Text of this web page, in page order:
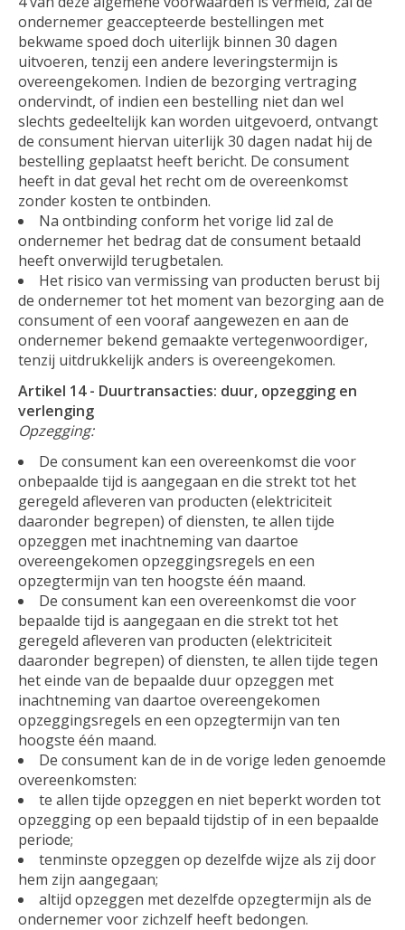
ondernemer geaccepteerde bestellingen met
bekwame spoed doch uiterlijk binnen 30 dagen
uitvoeren, tenzij een andere leveringstermijn is
overeengekomen. Indien de bezorging vertraging
ondervindt, of indien een bestelling niet dan wel
slechts gedeeltelijk kan worden uitgevoerd, ontvangt
de consument hiervan uiterlijk 30 dagen nadat hij de
bestelling geplaatst heeft bericht. De consument
heeft in dat geval het recht om de overeenkomst
zonder kosten te ontbinden.
Na ontbinding conform het vorige lid zal de
ondernemer het bedrag dat de consument betaald
heeft onverwijld terugbetalen.
Het risico van vermissing van producten berust bij
de ondernemer tot het moment van bezorging aan de
consument of een vooraf aangewezen en aan de
ondernemer bekend gemaakte vertegenwoordiger,
tenzij uitdrukkelijk anders is overeengekomen.
Artikel 14 - Duurtransacties: duur, opzegging en
verlenging
Opzegging:
De consument kan een overeenkomst die voor
onbepaalde tijd is aangegaan en die strekt tot het
geregeld afleveren van producten (elektriciteit
daaronder begrepen) of diensten, te allen tijde
opzeggen met inachtneming van daartoe
overeengekomen opzeggingsregels en een
opzegtermijn van ten hoogste één maand.
De consument kan een overeenkomst die voor
bepaalde tijd is aangegaan en die strekt tot het
geregeld afleveren van producten (elektriciteit
daaronder begrepen) of diensten, te allen tijde tegen
het einde van de bepaalde duur opzeggen met
inachtneming van daartoe overeengekomen
opzeggingsregels en een opzegtermijn van ten
hoogste één maand.
De consument kan de in de vorige leden genoemde
overeenkomsten:
te allen tijde opzeggen en niet beperkt worden tot
opzegging op een bepaald tijdstip of in een bepaalde
periode;
tenminste opzeggen op dezelfde wijze als zij door
hem zijn aangegaan;
altijd opzeggen met dezelfde opzegtermijn als de
ondernemer voor zichzelf heeft bedongen.